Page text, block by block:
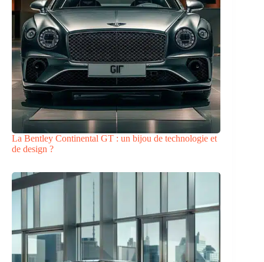
La Bentley Continental GT : un bijou de technologie et
de design ?